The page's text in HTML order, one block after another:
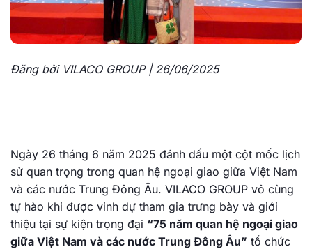
Đăng bởi VILACO GROUP | 26/06/2025
Ngày 26 tháng 6 năm 2025 đánh dấu một cột mốc lịch
sử quan trọng trong quan hệ ngoại giao giữa Việt Nam
và các nước Trung Đông Âu. VILACO GROUP vô cùng
tự hào khi được vinh dự tham gia trưng bày và giới
thiệu tại sự kiện trọng đại “75 năm quan hệ ngoại giao
giữa Việt Nam và các nước Trung Đông Âu” tổ chức